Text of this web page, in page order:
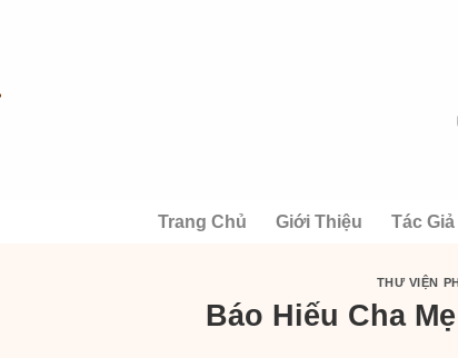
Trang Chủ Giới Thiệu Tác Giả
THƯ VIỆN
Báo Hiếu Cha